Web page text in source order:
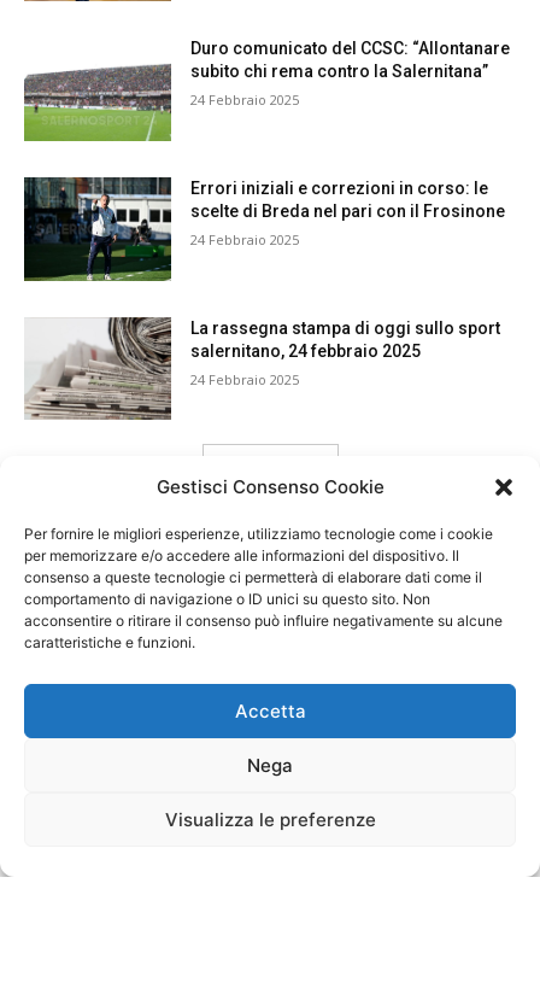
Gestisci Consenso Cookie
Per fornire le migliori esperienze, utilizziamo tecnologie come i cookie
per memorizzare e/o accedere alle informazioni del dispositivo. Il
consenso a queste tecnologie ci permetterà di elaborare dati come il
comportamento di navigazione o ID unici su questo sito. Non
acconsentire o ritirare il consenso può influire negativamente su alcune
caratteristiche e funzioni.
Accetta
Nega
Visualizza le preferenze
Duro comunicato del CCSC: “Allontanare
subito chi rema contro la Salernitana”
24 Febbraio 2025
Errori iniziali e correzioni in corso: le
scelte di Breda nel pari con il Frosinone
24 Febbraio 2025
La rassegna stampa di oggi sullo sport
salernitano, 24 febbraio 2025
24 Febbraio 2025